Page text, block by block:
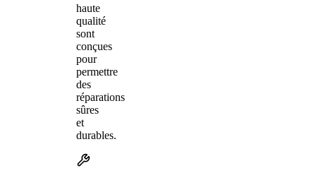
haute
qualité
sont
conçues
pour
permettre
des
réparations
sûres
et
durables.